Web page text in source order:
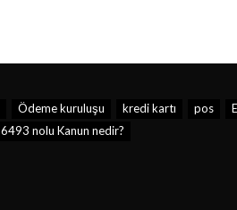
Ödeme kuruluşu kredi kartı pos
6493 nolu Kanun nedir?